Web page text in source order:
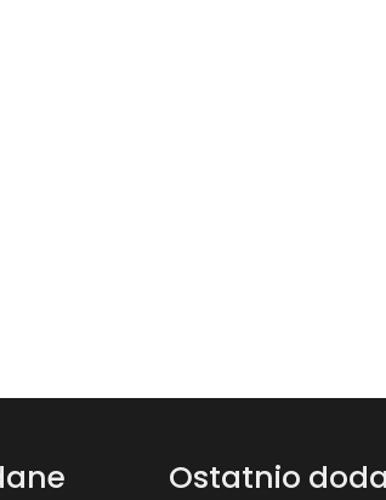
Ostatnio